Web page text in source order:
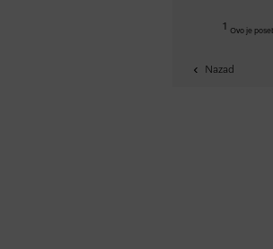
1
Ovo je
Nazad